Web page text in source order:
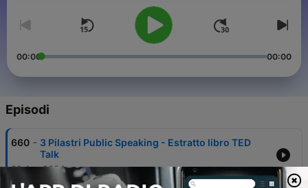
00:00 00:00
Episodi
660 - 3 Pilastri Public Speaking - Estratto libro TED
Talk
02 Apr 2024